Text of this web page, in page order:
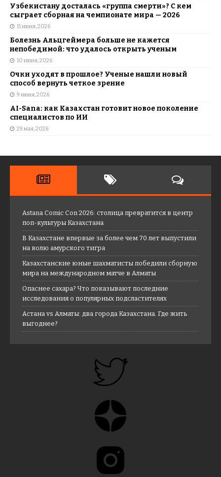
Узбекистану досталась «группа смерти»? С кем
сыграет сборная на чемпионате мира — 2026
11 июня, 2026
Болезнь Альцгеймера больше не кажется
непобедимой: что удалось открыть ученым
10 июня, 2026
Очки уходят в прошлое? Ученые нашли новый
способ вернуть четкое зрение
9 июня, 2026
AI-Sana: как Казахстан готовит новое поколение
специалистов по ИИ
29 мая, 2026
Astana Comic Con 2026: столица превратится в центр
поп-культуры Казахстана
В Казахстане впервые за более чем 70 лет выпустили
на волю амурского тигра
Казахстанские юные шахматисты победили сборную
мира на международном матче в Алматы
Опаснее сахара? Что показывают последние
исследования о популярных подсластителях
Астана vs Алматы: два города Казахстана. Где жить
выгоднее?